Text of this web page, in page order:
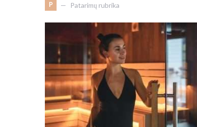
P Patarimų rubrika